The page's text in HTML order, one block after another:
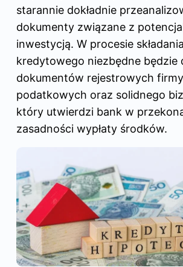
starannie dokładnie
dokumenty związane z
inwestycją. W procesie
kredytowego niezbędne będzie
dokumentów rejestrowych
podatkowych oraz solidnego
który utwierdzi bank w
zasadności wypłaty środków.